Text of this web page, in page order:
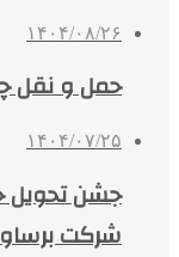
۱۴۰۴/۰۸/۲۶
حمل و نقل
۱۴۰۴/۰۷/۲۵
جشن تحویل
شرکت